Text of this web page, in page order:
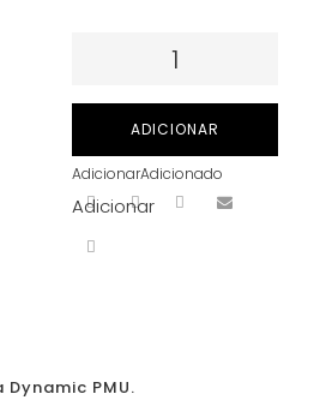
Quantidade
0
Boreal
Mixer
ADICIONAR
AdicionarAdicionado
Adicionar
PMU.